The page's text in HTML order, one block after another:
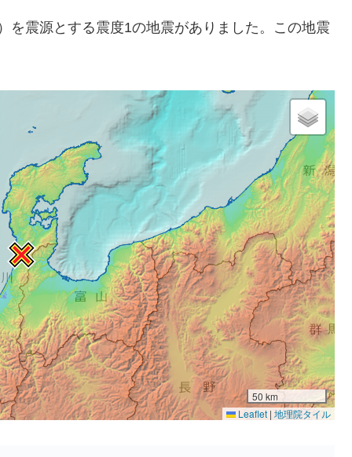
を震源とする震度1の地震がありました。この地震
50 km
Leaflet | 地理院タイル